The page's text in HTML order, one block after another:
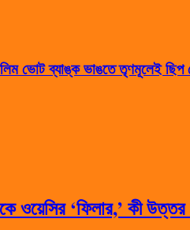
ভোট ব্যাঙ্ক ভাঙতে তৃণমূলেই ছিপ
‘ফিলার,’ কী উত্তর